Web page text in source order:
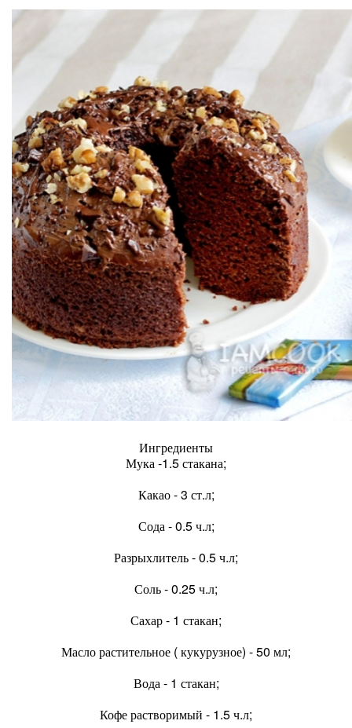
Ингредиенты
Мука -1.5 стакана;
Какао - 3 ст.л;
Сода - 0.5 ч.л;
Разрыхлитель - 0.5 ч.л;
Соль - 0.25 ч.л;
Сахар - 1 стакан;
Масло растительное ( кукурузное) - 50 мл;
Вода - 1 стакан;
Кофе растворимый - 1.5 ч.л;